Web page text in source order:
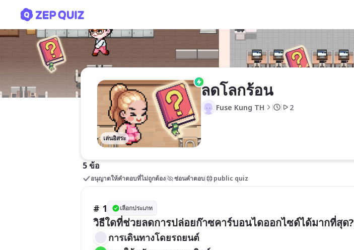
เล่นอิสระ
ลดโลกร้อน
Fuse Kung TH 2
5 ข้อ
อนุญาตให้คำตอบที่ไม่ถูกต้อง ซ่อนคำตอบ public quiz
# 1 เลือกประเภท
วิธีใดที่ช่วยลดการปล่อยก๊าซคาร์บอนไดออกไซด์ได้มากที่สุด?
การเดินทางโดยรถยนต์